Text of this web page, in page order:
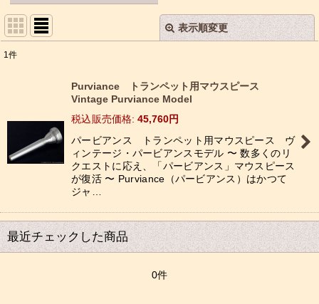
表示順変更
絞り込む
閉じる
1 件
Purviance トランペット用マウスピース
Vintage Purviance Model
税込
: 45,760円
パービアンス トランペット用マウスピース ヴ
ィンテージ・パービアンスモデル 〜 数多くのリ
クエストに応え、「パービアンス」マウスピース
が復活 〜 Purviance（パービアンス）はかつて
ジャ…
最近チェックした商品
0件